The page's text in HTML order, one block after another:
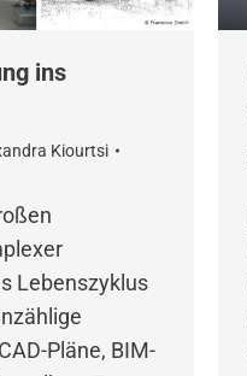
ins
Kiourtsi
Lebenszyklus
Pläne, BIM-